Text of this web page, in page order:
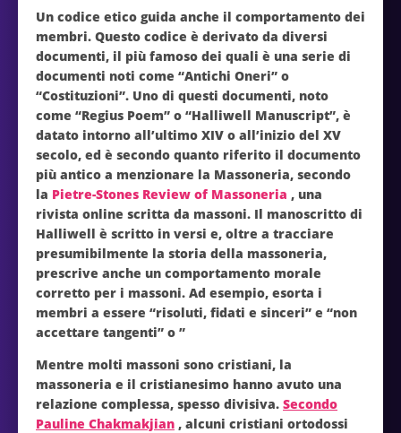
Un codice etico guida anche il comportamento dei
membri. Questo codice è derivato da diversi
documenti, il più famoso dei quali è una serie di
documenti noti come “Antichi Oneri” o
“Costituzioni”. Uno di questi documenti, noto
come “Regius Poem” o “Halliwell Manuscript”, è
datato intorno all’ultimo XIV o all’inizio del XV
secolo, ed è secondo quanto riferito il documento
più antico a menzionare la Massoneria, secondo
la Pietre-Stones Review of Massoneria , una
rivista online scritta da massoni. Il manoscritto di
Halliwell è scritto in versi e, oltre a tracciare
presumibilmente la storia della massoneria,
prescrive anche un comportamento morale
corretto per i massoni. Ad esempio, esorta i
membri a essere “risoluti, fidati e sinceri” e “non
accettare tangenti” o ”
Mentre molti massoni sono cristiani, la
massoneria e il cristianesimo hanno avuto una
relazione complessa, spesso divisiva. Secondo
Pauline Chakmakjian , alcuni cristiani ortodossi